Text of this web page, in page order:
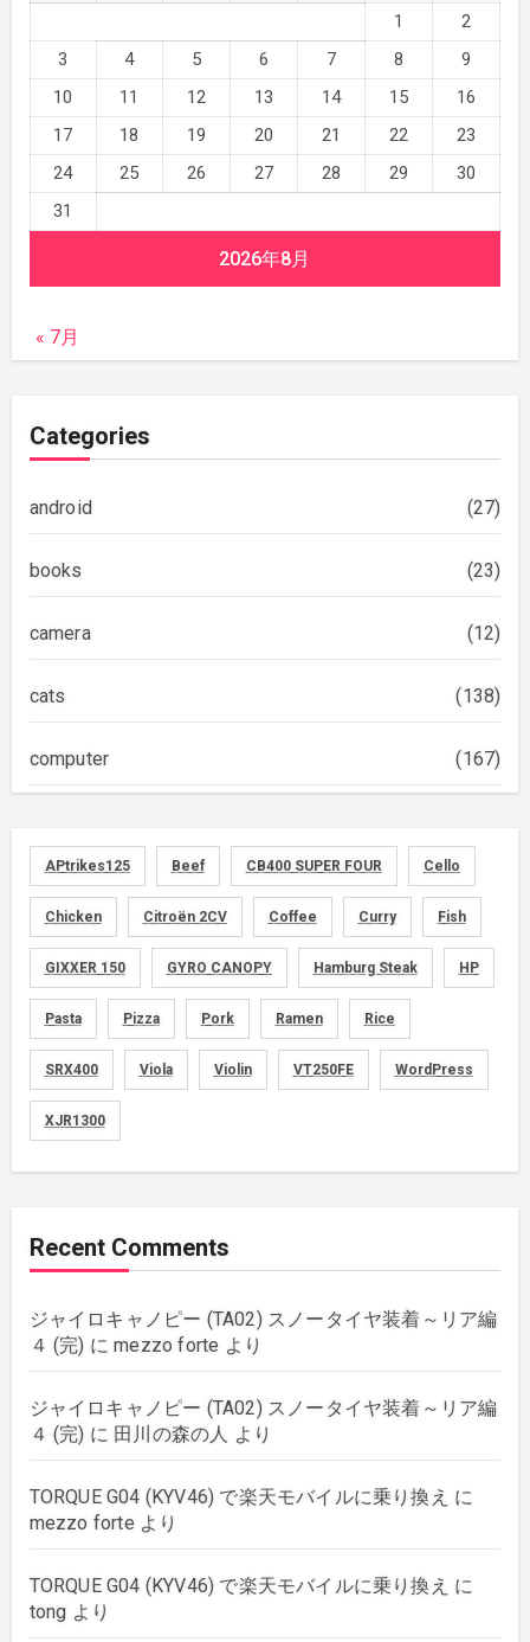
2026年8月
1
2
3
4 5 6 7 8
9
10
11 12 13 14 15
16
17
18 19 20 21 22
23
24
25 26 27 28 29
30
31
« 7月
Categories
android (27)
books (23)
camera (12)
cats (138)
computer (167)
foods (155)
graphics (134)
memo
motorcycle (149)
movies
plants
rebuilding (6)
wordpress
APtrikes125 Beef CB400 SUPER FOUR Cello
Chicken Citroën 2CV Coffee Curry Fish
GIXXER 150 GYRO CANOPY Hamburg Steak HP
Pasta Pizza Pork Ramen Rice
SRX400 Viola Violin VT250FE WordPress
XJR1300
Recent Comments
ジャイロキャノピー (TA02) スノータイヤ装着～リア編
４ (完) にmezzo forte より
ジャイロキャノピー (TA02) スノータイヤ装着～リア編
４ (完) に 田川の森の人 より
TORQUE G04 (KYV46) で楽天モバイルに乗り換え に
mezzo forteより
TORQUE G04 (KYV46) で楽天モバイルに乗り換え に
tong より